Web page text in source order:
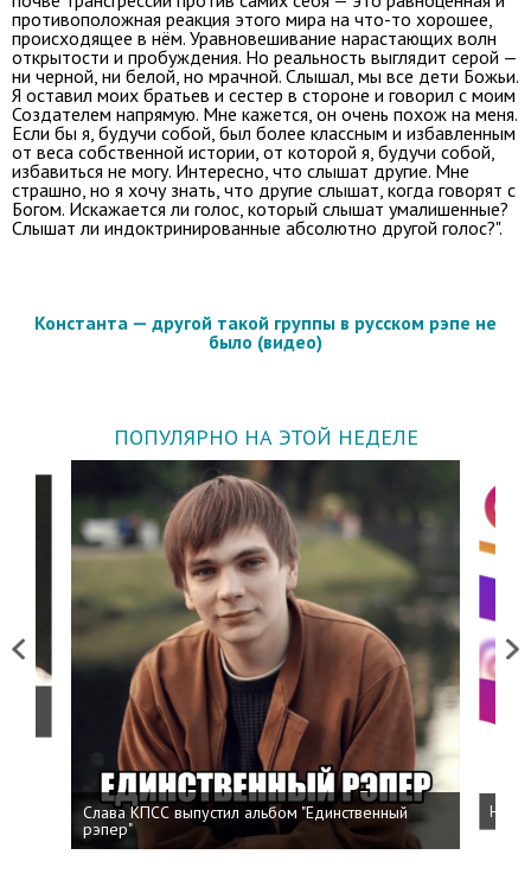
противоположная реакция этого мира на что-то хорошее,
происходящее в нём. Уравновешивание нарастающих волн
открытости и пробуждения. Но реальность выглядит серой —
ни черной, ни белой, но мрачной. Слышал, мы все дети Божьи.
Я оставил моих братьев и сестер в стороне и говорил с моим
Создателем напрямую. Мне кажется, он очень похож на меня.
Если бы я, будучи собой, был более классным и избавленным
от веса собственной истории, от которой я, будучи собой,
избавиться не могу. Интересно, что слышат другие. Мне
страшно, но я хочу знать, что другие слышат, когда говорят с
Богом. Искажается ли голос, который слышат умалишенные?
Слышат ли индоктринированные абсолютно другой голос?".
Константа — другой такой группы в русском рэпе не
было (видео)
ПОПУЛЯРНО НА ЭТОЙ НЕДЕЛЕ
Previous
Слава КПСС выпустил альбом "Единственный
рэпер"
Next